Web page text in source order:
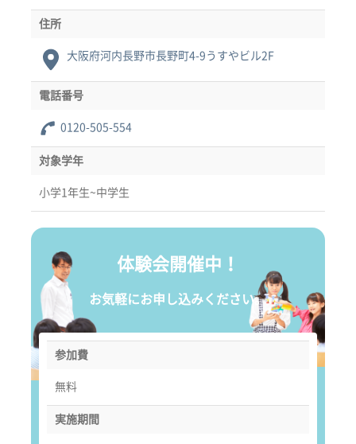
住所
大阪府河内長野市長野町4-9うすやビル2F
電話番号
0120-505-554
対象学年
小学1年生~中学生
体験会開催中！
お気軽にお申し込みください。
参加費
無料
実施期間